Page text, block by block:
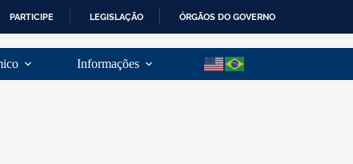
PARTICIPE LEGISLAÇÃO ÓRGÃOS DO GOVERNO
Informações